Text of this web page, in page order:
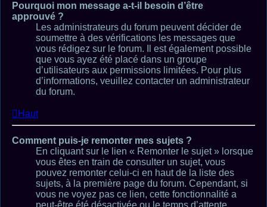
Pourquoi mon message a-t-il besoin d’être
approuvé ?
Les administrateurs du forum peuvent décider de
soumettre à des vérifications les messages que
vous rédigez sur le forum. Il est également possible
que vous ayez été placé dans un groupe
d’utilisateurs aux permissions limitées. Pour plus
d’informations, veuillez contacter un administrateur
du forum.
Haut
Comment puis-je remonter mes sujets ?
En cliquant sur le lien « Remonter le sujet » lorsque
vous êtes en train de consulter un sujet, vous
pouvez remonter celui-ci en haut de la liste des
sujets, à la première page du forum. Cependant, si
vous ne voyez pas ce lien, cette fonctionnalité a